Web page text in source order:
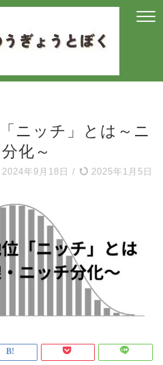
ニッチ」とは～ニ
化～
2024年9月18日 / 2025年1月5日